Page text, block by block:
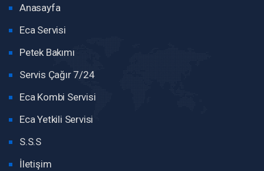
Anasayfa
Eca Servisi
Petek Bakımı
Servis Çağır 7/24
Eca Kombi Servisi
Eca Yetkili Servisi
S.S.S
İletişim